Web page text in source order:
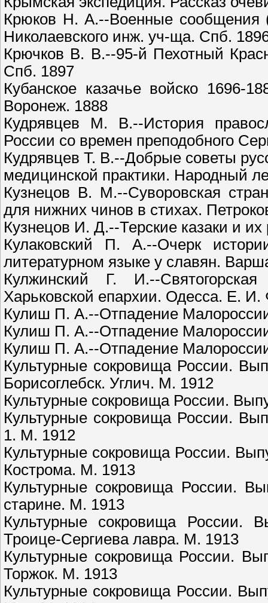
Крюков Н. А.--Военные сообщения
Николаевского инж. уч-ща. Спб.
Крючков В. В.--95-й Пехотный
Спб. 1897
Кубанское казачье войско 1696-
Воронеж. 1888
Кудрявцев М. В.--История
России со времен преподобного
Кудрявцев Т. В.--Добрые советы
медицинской практики. Народный
Кузнецов В. М.--Суворовская
для нижних чинов в стихах.
Кузнецов И. Д.--Терские казаки и
Кулаковский П. А.--Очерк
литературном языке у славян.
Кулжинский Г. И.--
Харьковской епархии. Одесса. Е. И.
Кулиш П. А.--Отпадение
Кулиш П. А.--Отпадение
Кулиш П. А.--Отпадение
Культурные сокровища России.
Борисоглебск. Углич. М. 1912
Культурные сокровища России.
Культурные сокровища России.
1. М. 1912
Культурные сокровища России.
Кострома. М. 1913
Культурные сокровища России.
старине. М. 1913
Культурные сокровища России.
Троице-Сергиева лавра. М. 1913
Культурные сокровища России.
Торжок. М. 1913
Культурные сокровища России.